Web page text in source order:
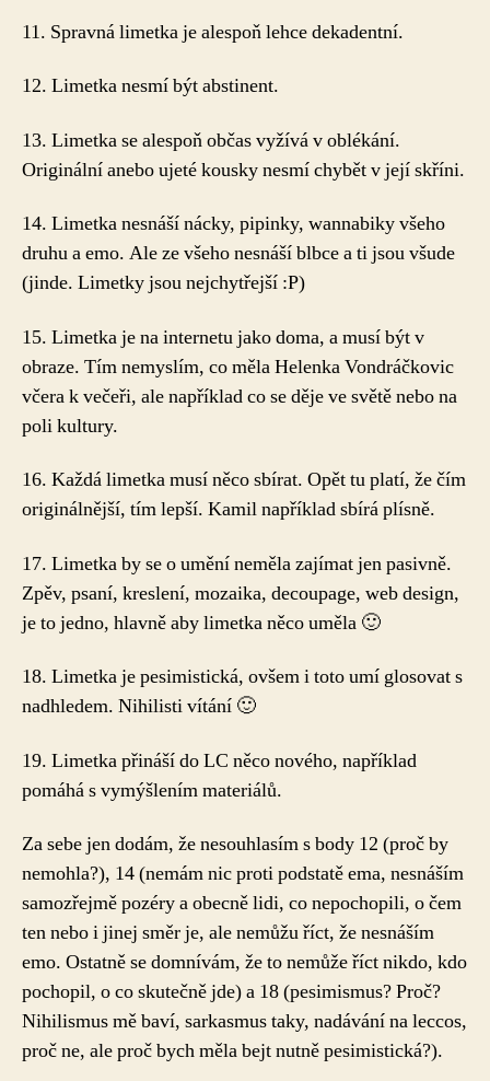
11. Spravná limetka je alespoň lehce dekadentní.
12. Limetka nesmí být abstinent.
13. Limetka se alespoň občas vyžívá v oblékání.
Originální anebo ujeté kousky nesmí chybět v její skříni.
14. Limetka nesnáší nácky, pipinky, wannabiky všeho
druhu a emo. Ale ze všeho nesnáší blbce a ti jsou všude
(jinde. Limetky jsou nejchytřejší :P)
15. Limetka je na internetu jako doma, a musí být v
obraze. Tím nemyslím, co měla Helenka Vondráčkovic
včera k večeři, ale například co se děje ve světě nebo na
poli kultury.
16. Každá limetka musí něco sbírat. Opět tu platí, že čím
originálnější, tím lepší. Kamil například sbírá plísně.
17. Limetka by se o umění neměla zajímat jen pasivně.
Zpěv, psaní, kreslení, mozaika, decoupage, web design,
je to jedno, hlavně aby limetka něco uměla 🙂
18. Limetka je pesimistická, ovšem i toto umí glosovat s
nadhledem. Nihilisti vítání 🙂
19. Limetka přináší do LC něco nového, například
pomáhá s vymýšlením materiálů.
Za sebe jen dodám, že nesouhlasím s body 12 (proč by
nemohla?), 14 (nemám nic proti podstatě ema, nesnáším
samozřejmě pozéry a obecně lidi, co nepochopili, o čem
ten nebo i jinej směr je, ale nemůžu říct, že nesnáším
emo. Ostatně se domnívám, že to nemůže říct nikdo, kdo
pochopil, o co skutečně jde) a 18 (pesimismus? Proč?
Nihilismus mě baví, sarkasmus taky, nadávání na leccos,
proč ne, ale proč bych měla bejt nutně pesimistická?).